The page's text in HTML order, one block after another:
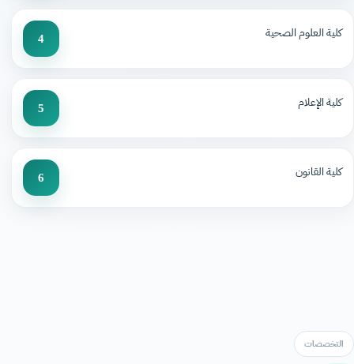
كلية العلوم الصحية 4
كلية الإعلام 5
كلية القانون 6
التخصصات